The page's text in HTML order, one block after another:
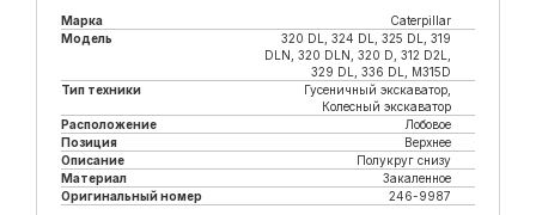
Марка
Caterpillar
Модель
320 DL, 324 DL, 325 DL, 319
DLN, 320 DLN, 320 D, 312 D2L,
329 DL, 336 DL, M315D
Тип техники
Гусеничный экскаватор,
Колесный экскаватор
Расположение
Лобовое
Позиция
Верхнее
Описание
Полукруг снизу
Материал
Закаленное
Оригинальный номер
246-9987